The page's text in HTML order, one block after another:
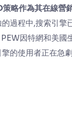
略作為其在線營
過程中,搜索引擎
因特網和美國
的使用者正在急劇